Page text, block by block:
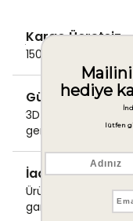
Kargo Ücretsiz
1500 TL ve üzeri
Güvenli Ödeme
3D Secure ile
gerçekleştirin.
İade & Değişim
Ürünlerinizde
garantisi.